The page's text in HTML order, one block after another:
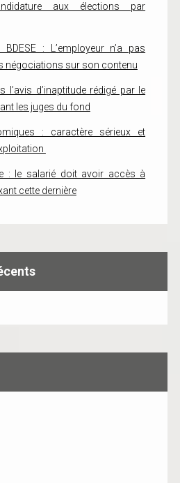
aux élections par
: L’employeur n’a pas
négociations sur son contenu
l’avis d’inaptitude rédigé par le
les juges du fond
: caractère sérieux et
: le salarié doit avoir accès à
cette dernière